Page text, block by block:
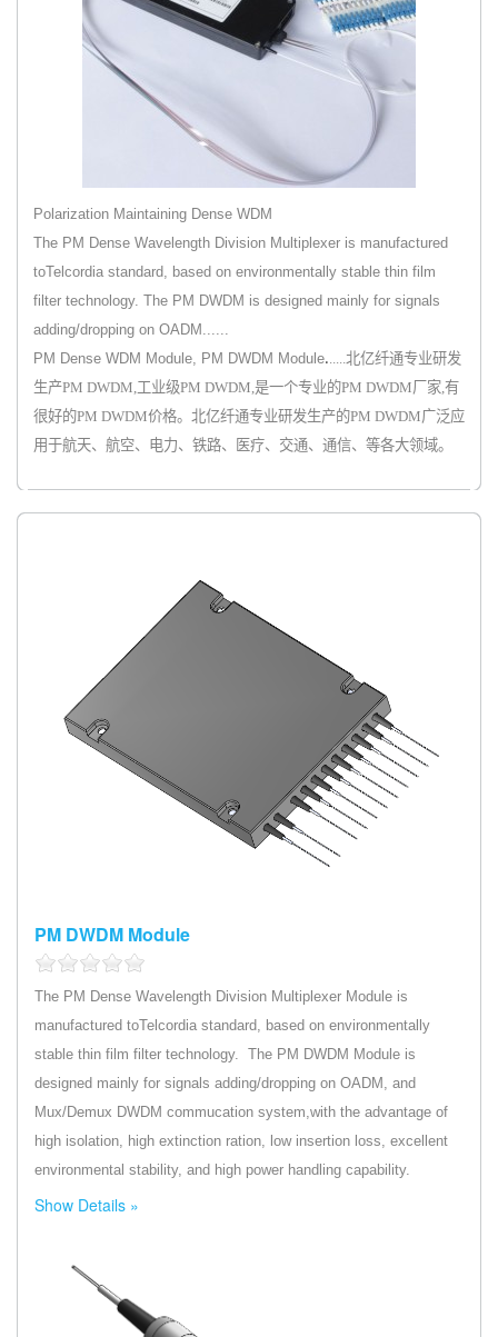
Polarization Maintaining Dense WDM
The PM Dense Wavelength Division Multiplexer is manufactured
toTelcordia standard, based on environmentally stable thin film
filter technology. The PM DWDM is designed mainly for signals
adding/dropping on OADM......
PM Dense WDM Module, PM DWDM Module......北亿纤通专业研发
生产PM DWDM,工业级PM DWDM,是一个专业的PM DWDM厂家,有
很好的PM DWDM价格。北亿纤通专业研发生产的PM DWDM广泛应
用于航天、航空、电力、铁路、医疗、交通、通信、等各大领域。
PM DWDM Module
The PM Dense Wavelength Division Multiplexer Module is
manufactured toTelcordia standard, based on environmentally
stable thin film filter technology. The PM DWDM Module is
designed mainly for signals adding/dropping on OADM, and
Mux/Demux DWDM commucation system,with the advantage of
high isolation, high extinction ration, low insertion loss, excellent
environmental stability, and high power handling capability.
Show Details